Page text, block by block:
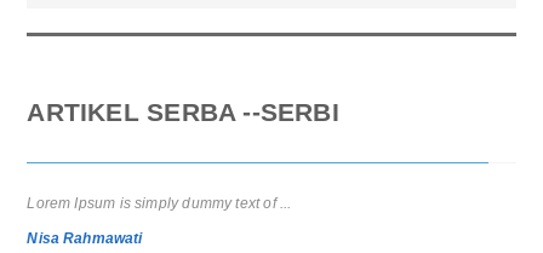
ARTIKEL SERBA --SERBI
Lorem Ipsum is simply dummy text of the printing and typesetting